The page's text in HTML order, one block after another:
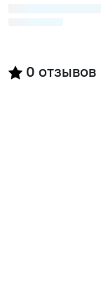
0 отзывов